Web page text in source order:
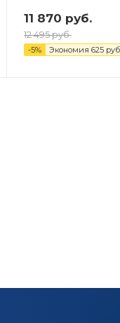
11 870 руб.
12 495руб.
-5% Экономия 625